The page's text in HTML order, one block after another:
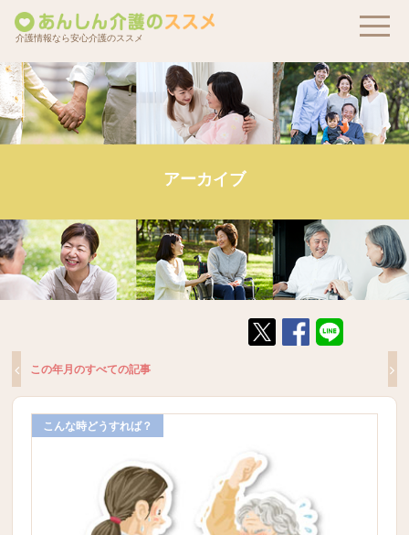
介護情報なら安心介護のススメ
アーカイブ
この年月のすべての記事
こんな時どうすれば？